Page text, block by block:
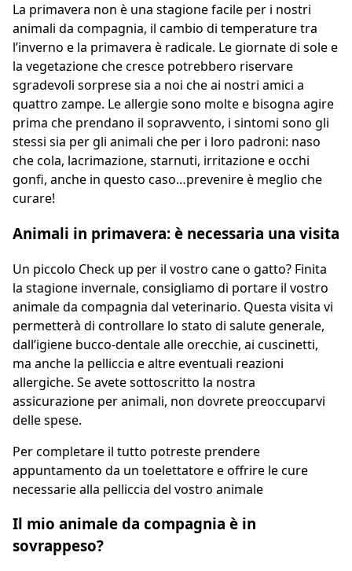
La primavera non è una stagione facile per i nostri
animali da compagnia, il cambio di temperature tra
l’inverno e la primavera è radicale. Le giornate di sole e
la vegetazione che cresce potrebbero riservare
sgradevoli sorprese sia a noi che ai nostri amici a
quattro zampe. Le allergie sono molte e bisogna agire
prima che prendano il sopravvento, i sintomi sono gli
stessi sia per gli animali che per i loro padroni: naso
che cola, lacrimazione, starnuti, irritazione e occhi
gonfi, anche in questo caso…prevenire è meglio che
curare!
Animali in primavera: è necessaria una visita
Un piccolo Check up per il vostro cane o gatto? Finita
la stagione invernale, consigliamo di portare il vostro
animale da compagnia dal veterinario. Questa visita vi
permetterà di controllare lo stato di salute generale,
dall’igiene bucco-dentale alle orecchie, ai cuscinetti,
ma anche la pelliccia e altre eventuali reazioni
allergiche. Se avete sottoscritto la nostra
assicurazione per animali, non dovrete preoccuparvi
delle spese.
Per completare il tutto potreste prendere
appuntamento da un toelettatore e offrire le cure
necessarie alla pelliccia del vostro animale
Il mio animale da compagnia è in
sovrappeso?